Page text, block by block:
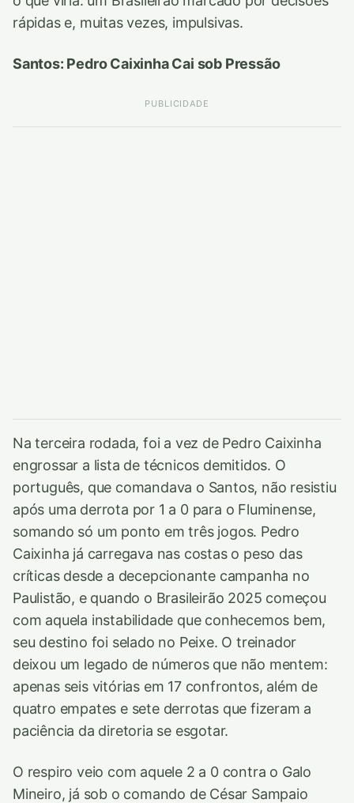
rápidas e, muitas vezes, impulsivas.
Santos: Pedro Caixinha Cai sob Pressão
PUBLICIDADE
Na terceira rodada, foi a vez de Pedro Caixinha
engrossar a lista de técnicos demitidos. O
português, que comandava o Santos, não resistiu
após uma derrota por 1 a 0 para o Fluminense,
somando só um ponto em três jogos. Pedro
Caixinha já carregava nas costas o peso das
críticas desde a decepcionante campanha no
Paulistão, e quando o Brasileirão 2025 começou
com aquela instabilidade que conhecemos bem,
seu destino foi selado no Peixe. O treinador
deixou um legado de números que não mentem:
apenas seis vitórias em 17 confrontos, além de
quatro empates e sete derrotas que fizeram a
paciência da diretoria se esgotar.
O respiro veio com aquele 2 a 0 contra o Galo
Mineiro, já sob o comando de César Sampaio